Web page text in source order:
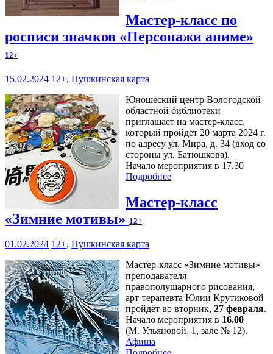
Мастер-класс по
росписи значков «Персонажи аниме»
12+
15.02.2024 12+, Пушкинская карта
Юношеский центр Вологодской
областной библиотеки
приглашает на мастер-класс,
который пройдет 20 марта 2024 г.
по адресу ул. Мира, д. 34 (вход со
стороны ул. Батюшкова).
Начало мероприятия в 17.30
Подробнее
Мастер-класс
«Зимние мотивы» 12+
01.02.2024 12+, Пушкинская карта
Мастер-класс «Зимние мотивы»
преподавателя
правополушарного рисования,
арт-терапевта Юлии Крутиковой
пройдёт во вторник, 27 февраля.
Начало мероприятия в 16.00
(М. Ульяновой, 1, зале № 12).
Афиша